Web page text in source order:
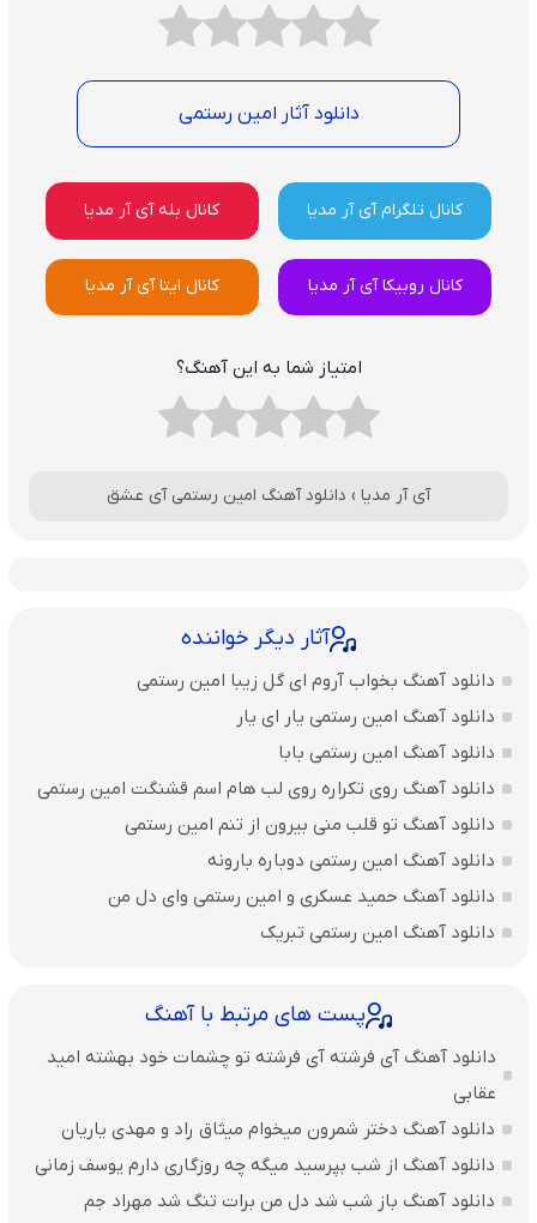
دانلود آثار امین رستمی
کانال تلگرام آی آر مدیا کانال بله آی آر مدیا
کانال روبیکا آی آر مدیا کانال ایتا آی آر مدیا
امتیاز شما به این آهنگ؟
آی آر مدیا › دانلود آهنگ امین رستمی آی عشق
آثار دیگر خواننده
دانلود آهنگ بخواب آروم ای گل زیبا امین رستمی
دانلود آهنگ امین رستمی یار ای یار
دانلود آهنگ امین رستمی بابا
دانلود آهنگ روی تکراره روی لب هام اسم قشنگت امین رستمی
دانلود آهنگ تو قلب منی بیرون از تنم امین رستمی
دانلود آهنگ امین رستمی دوباره بارونه
دانلود آهنگ حمید عسکری و امین رستمی وای دل من
دانلود آهنگ امین رستمی تبریک
پست های مرتبط با آهنگ
دانلود آهنگ آی فرشته آی فرشته تو چشمات خود بهشته امید
عقابی
دانلود آهنگ دختر شمرون میخوام میثاق راد و مهدی یاریان
دانلود آهنگ از شب بپرسید میگه چه روزگاری دارم یوسف زمانی
دانلود آهنگ باز شب شد دل من برات تنگ شد مهراد جم